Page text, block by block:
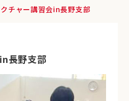
クチャー講習会in長野支部
長野支部